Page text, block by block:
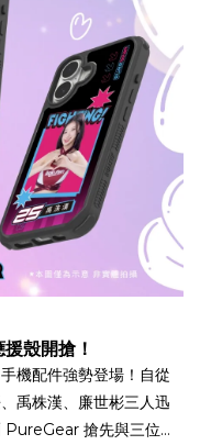
可靠。 📌 推薦給：愛
合包組合內容：手機殼 +
一直帶著你。這組手機
把對方放在身邊，走到
超實用，無論是旅遊、
能輕鬆搞定。 可選軍規
風，依照彼此的穿搭風
風格任選：俐落軍規風 or
薦給：喜歡戶外活動、愛
合包組合內容：30W
，我幫你快快充。 這不
契。這組快充＋收納線
實用派伴侶。 磁吸線收
旅行或日常通勤，都能
的充電線。⚡ 支援快充 +
給：講求效率、重視收
日常防護的使用節奏
▍ 每一個細節，都是
國拜耳高分子透明材
依然透亮，我們也提供
強力磁吸 內建金屬多
。 支架表面經塗層處
結構，穩定支援
易滑落。 金屬按鍵 × 拍
操作回饋明確、不易脫
預留觸控靈敏範圍，按壓
PC 材質，背蓋與邊框
Clear 360° 適合這
蓋曾被「發黃透明殼」
MagSafe、支架、透明
，但重視每個小細節的
列 Ultra Clear 360°旋
殼開搶！
機配件強勢登場！自從
禹株漢、廉世彬三人迅
搶先與三位韓